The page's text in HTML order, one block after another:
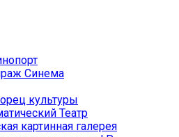
Синема
культуры
Театр
картинная галерея